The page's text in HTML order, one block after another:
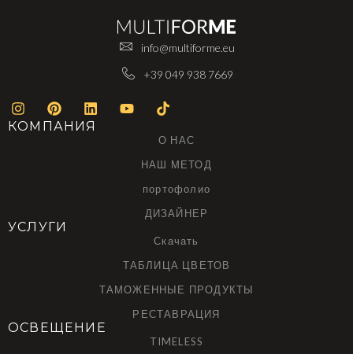
info@multiforme.eu
+39 049 938 7669
КОМПАНИЯ
О НАС
НАШ МЕТОД
портофолио
ДИЗАЙНЕР
УСЛУГИ
Скачать
ТАБЛИЦА ЦВЕТОВ
ТАМОЖЕННЫЕ ПРОДУКТЫ
РЕСТАВРАЦИЯ
ОСВЕЩЕНИЕ
TIMELESS